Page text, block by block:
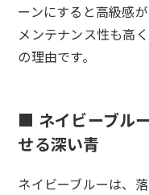
ーンにすると高級感が
メンテナンス性も高
の理由です。
■ ネイビーブル
せる深い青
ネイビーブルーは、